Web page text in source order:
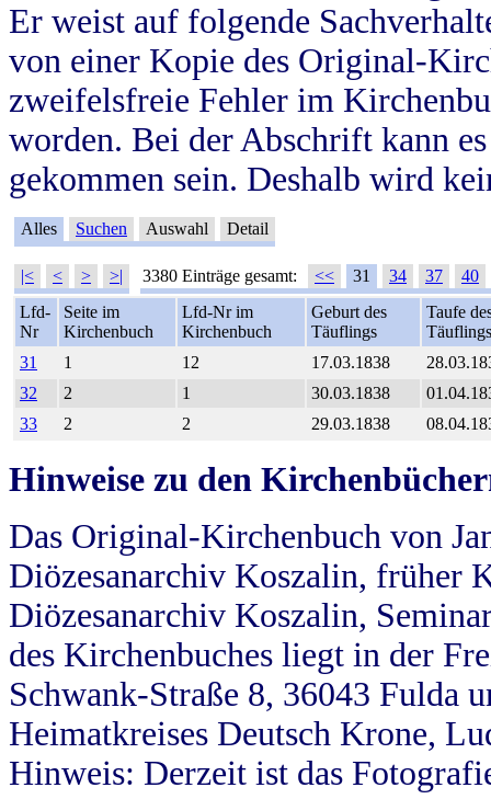
Er weist auf folgende
von einer Kopie des Original-
zweifelsfreie Fehler im
worden. Bei der Abschrift kann
gekommen sein. Deshalb wird
Alles Suchen Auswahl Detail
|< < > >| 3380 Einträge gesamt: << 31 34 37
40
Lfd-
Nr
Seite im
Kirchenbuch
Lfd-Nr im
Kirchenbuch
Geburt des
Täuflings
Taufe
Täuflings
31
1 12 17.03.1838
32
2 1 30.03.1838
33
2 2 29.03.1838
Hinweise zu den
Das Original-Kirchenbuch von
Diözesanarchiv Koszalin, früher
Diözesanarchiv Koszalin,
des Kirchenbuches liegt in der
Schwank-Straße 8, 36043 Fulda
Heimatkreises Deutsch Krone,
Hinweis: Derzeit ist das